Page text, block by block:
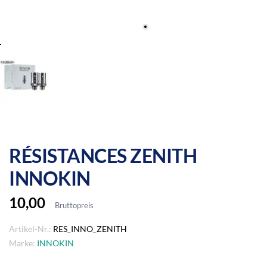
RÉSISTANCES ZENITH
INNOKIN
10,00 Bruttopreis
Artikel-Nr.: RES_INNO_ZENITH
Marke: INNOKIN